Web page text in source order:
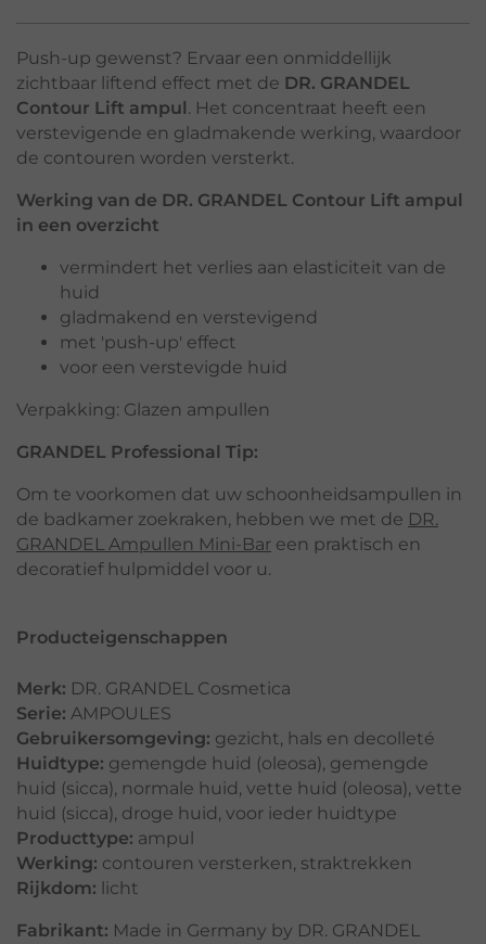
Push-up gewenst? Ervaar een onmiddellijk
zichtbaar liftend effect met de DR. GRANDEL
Contour Lift ampul . Het concentraat heeft een
verstevigende en gladmakende werking, waardoor
de contouren worden versterkt.
Werking van de DR. GRANDEL Contour Lift ampul
in een overzicht
vermindert het verlies aan elasticiteit van de
huid
gladmakend en verstevigend
met 'push-up' effect
voor een verstevigde huid
Verpakking: Glazen ampullen
GRANDEL Professional Tip:
Om te voorkomen dat uw schoonheidsampullen in
de badkamer zoekraken, hebben we met de DR.
GRANDEL Ampullen Mini-Bar een praktisch en
decoratief hulpmiddel voor u.
Producteigenschappen
Merk: DR. GRANDEL Cosmetica
Serie: AMPOULES
Gebruikersomgeving: gezicht, hals en decolleté
Huidtype: gemengde huid (oleosa), gemengde
huid (sicca), normale huid , vette huid (oleosa), vette
huid (sicca), droge huid , voor ieder huidtype
Producttype: ampul
Werking: contouren versterken, straktrekken
Rijkdom: licht
Fabrikant: Made in Germany by DR. GRANDEL